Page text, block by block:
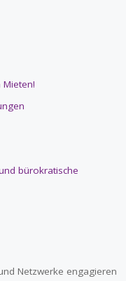
bürokratische
Netzwerke engagieren